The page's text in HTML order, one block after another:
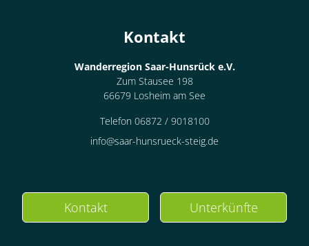
Kontakt
Wanderregion Saar-Hunsrück e.V.
Zum Stausee 198
66679 Losheim am See
Telefon 06872 / 9018100
info@saar-hunsrueck-steig.de
Kontakt Unterkünfte